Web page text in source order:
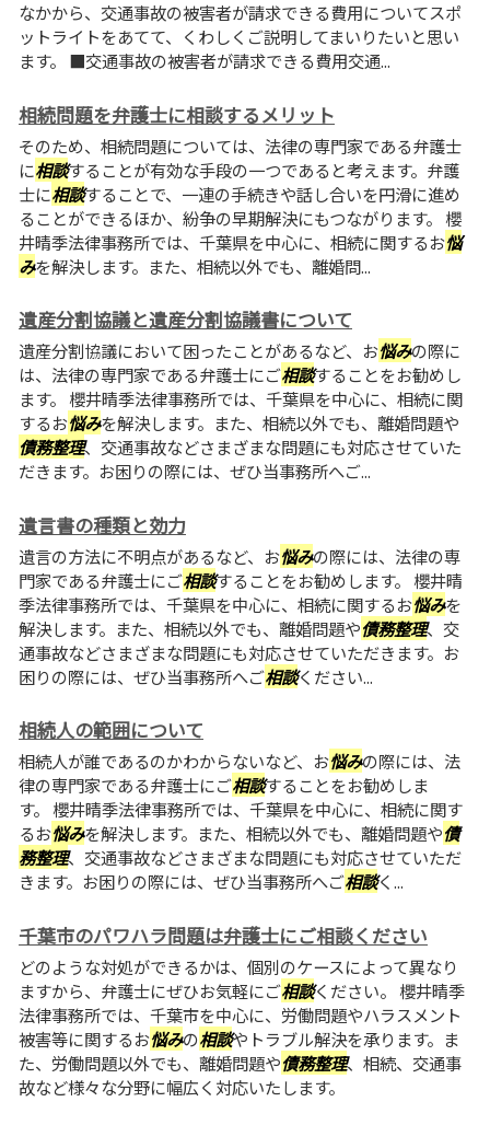
なかから、交通事故の被害者が請求できる費用についてスポ
ットライトをあてて、くわしくご説明してまいりたいと思い
ます。 ■交通事故の被害者が請求できる費用交通...
相続問題を弁護士に相談するメリット
そのため、相続問題については、法律の専門家である弁護士
に相談することが有効な手段の一つであると考えます。弁護
士に相談することで、一連の手続きや話し合いを円滑に進め
ることができるほか、紛争の早期解決にもつながります。 櫻
井晴季法律事務所では、千葉県を中心に、相続に関するお悩
みを解決します。また、相続以外でも、離婚問...
遺産分割協議と遺産分割協議書について
遺産分割協議において困ったことがあるなど、お悩みの際に
は、法律の専門家である弁護士にご相談することをお勧めし
ます。 櫻井晴季法律事務所では、千葉県を中心に、相続に関
するお悩みを解決します。また、相続以外でも、離婚問題や
債務整理、交通事故などさまざまな問題にも対応させていた
だきます。お困りの際には、ぜひ当事務所へご...
遺言書の種類と効力
遺言の方法に不明点があるなど、お悩みの際には、法律の専
門家である弁護士にご相談することをお勧めします。 櫻井晴
季法律事務所では、千葉県を中心に、相続に関するお悩みを
解決します。また、相続以外でも、離婚問題や債務整理、交
通事故などさまざまな問題にも対応させていただきます。お
困りの際には、ぜひ当事務所へご相談ください...
相続人の範囲について
相続人が誰であるのかわからないなど、お悩みの際には、法
律の専門家である弁護士にご相談することをお勧めしま
す。 櫻井晴季法律事務所では、千葉県を中心に、相続に関す
るお悩みを解決します。また、相続以外でも、離婚問題や債
務整理、交通事故などさまざまな問題にも対応させていただ
きます。お困りの際には、ぜひ当事務所へご相談く...
千葉市のパワハラ問題は弁護士にご相談ください
どのような対処ができるかは、個別のケースによって異なり
ますから、弁護士にぜひお気軽にご相談ください。 櫻井晴季
法律事務所では、千葉市を中心に、労働問題やハラスメント
被害等に関するお悩みの相談やトラブル解決を承ります。ま
た、労働問題以外でも、離婚問題や債務整理、相続、交通事
故など様々な分野に幅広く対応いたします。